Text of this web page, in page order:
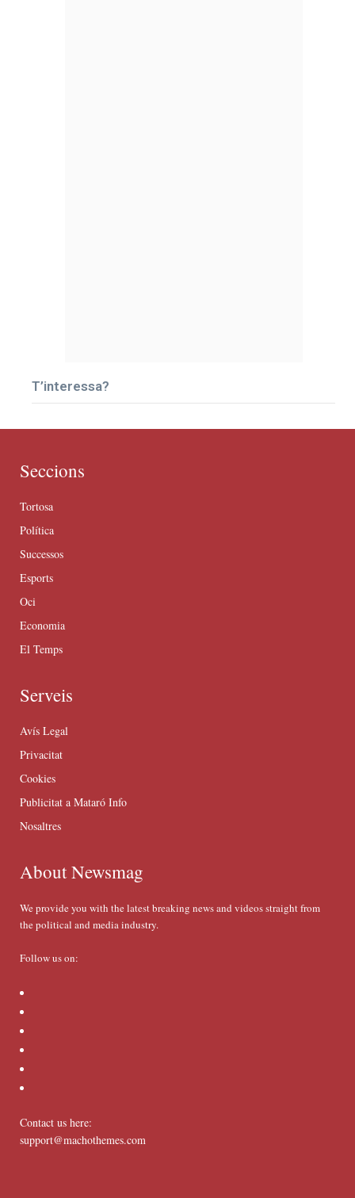
T’interessa?
Seccions
Tortosa
Política
Successos
Esports
Oci
Economia
El Temps
Serveis
Avís Legal
Privacitat
Cookies
Publicitat a Mataró Info
Nosaltres
About Newsmag
We provide you with the latest breaking news and videos straight from
the political and media industry.
Follow us on:
Contact us here:
support@machothemes.com